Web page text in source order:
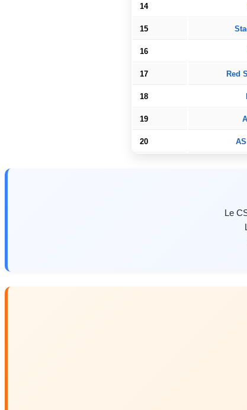
14
15
16
17 Red
18
19
20
Le